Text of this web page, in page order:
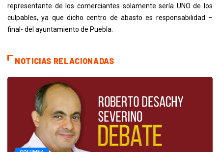
representante de los comerciantes solamente sería UNO de los
culpables, ya que dicho centro de abasto es responsabilidad –
final- del ayuntamiento de Puebla.
NOTICIAS RELACIONADAS